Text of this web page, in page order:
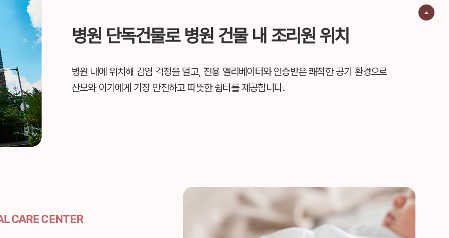
병원 단독건물로 병원 건물 내 조리원 위치
병원 내에 위치해 감염 걱정을 덜고, 전용 엘리베이터와인증받은 쾌적한 공기 환경으로
산모와 아기에게 가장 안전하고 따뜻한 쉼터를 제공합니다.
CARE CENTER